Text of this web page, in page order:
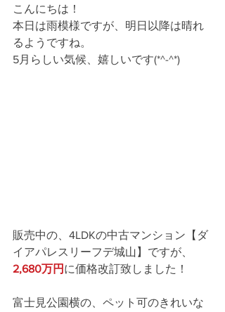
こんにちは！
本日は雨模様ですが、明日以降は晴れ
るようですね。
5月らしい気候、嬉しいです(*^-^*)
販売中の、4LDKの中古マンション【ダ
イアパレスリーフデ城山】ですが、
2,680万円 に価格改訂致しました！
富士見公園横の、ペット可のきれいな